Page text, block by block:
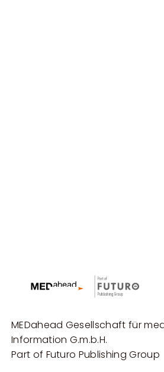
MEDahead Gesellschaft für
Information G.m.b.H.
Part of Futuro Publishing Group